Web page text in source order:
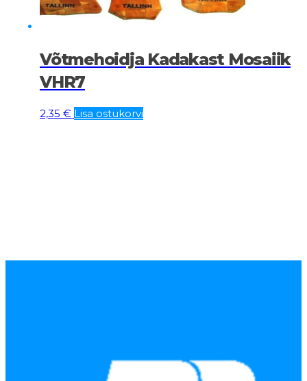
Võtmehoidja Kadakast Mosaiik
VHR7
2,35 € Lisa ostukorvi